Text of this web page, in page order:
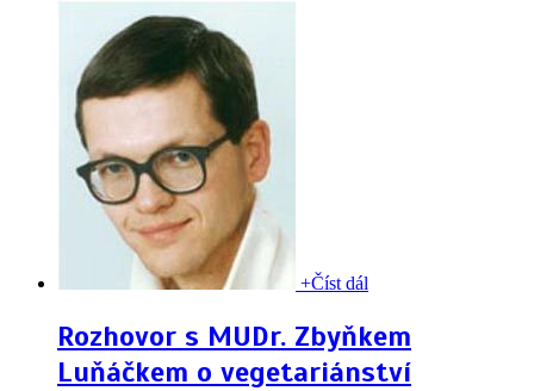
+Číst dál
Rozhovor s MUDr. Zbyňkem
Luňáčkem o vegetariánství